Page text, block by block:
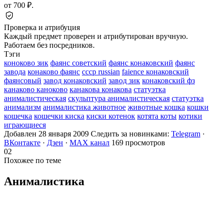
от 700 ₽.
Проверка и атрибуция
Каждый предмет проверен и атрибутирован вручную.
Работаем без посредников.
Тэги
коноково зик фаянс советский фаянс конаковский фаянс
завода конаково фаянс ссср russian faience конаковский
фаянсовый завод конаковский завод зик конаковский фз
канаково каноково канакова конакова статуэтка
анималистическая скульптура анималистическая статуэтка
анимализм анималистика животное животные кошка кошки
кошечка кошечки киска киски котенок котята коты котики
играющиеся
Добавлен 28 января 2009 Следить за новинками: Telegram ·
ВКонтакте · Дзен · MAX канал 169 просмотров
02
Похожее по теме
Анималистика